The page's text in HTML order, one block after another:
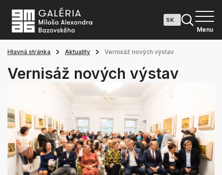
Menu
Hlavná stránka Aktuality Vernisáž nových výstav
Vernisáž nových výstav